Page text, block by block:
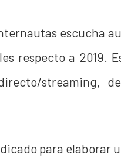
escucha
respecto a 2019.
streaming,
para elaborar